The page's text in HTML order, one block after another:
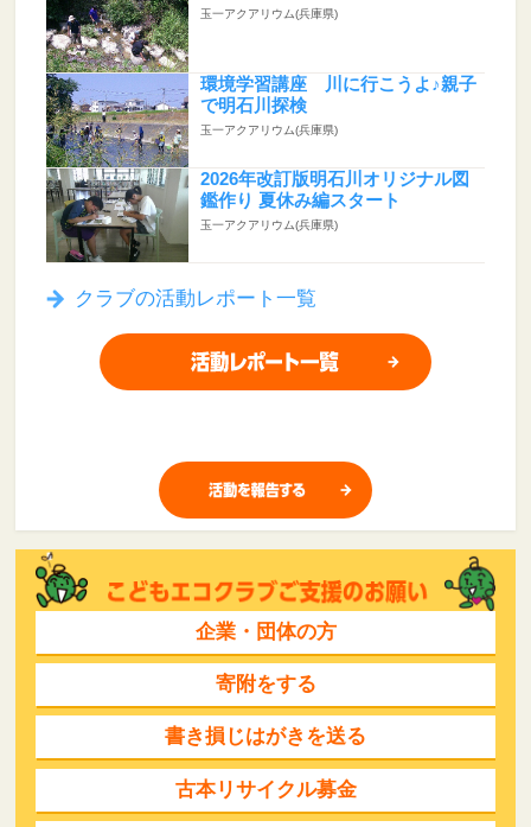
玉一アクアリウム(兵庫県)
環境学習講座 川に行こうよ♪親子
で明石川探検
玉一アクアリウム(兵庫県)
2026年改訂版明石川オリジナル図
鑑作り 夏休み編スタート
玉一アクアリウム(兵庫県)
クラブの活動レポート一覧
企業・団体の方
寄附をする
書き損じはがきを送る
古本リサイクル募金